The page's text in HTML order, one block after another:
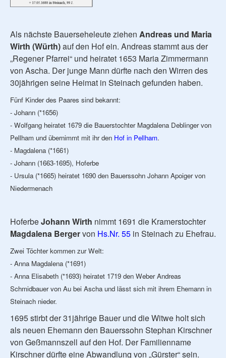
Als nächste Bauerseheleute ziehen Andreas und Maria
Wirth (Würth)auf den Hof ein. Andreas stammt aus der
„Regener Pfarrei“ und heiratet 1653 Maria Zimmermann
von Ascha. Der junge Mann dürfte nach den Wirren des
30jährigen seine Heimat in Steinach gefunden haben.
Fünf Kinder des Paares sind bekannt:
- Johann (*1656)
- Wolfgang heiratet 1679 die Bauerstochter Magdalena Deblinger von
Pellham und übernimmt mit ihr den Hof in Pellham.
- Magdalena (*1661)
- Johann (1663-1695), Hoferbe
- Ursula (*1665) heiratet 1690 den Bauerssohn Johann Apoiger von
Niedermenach
HoferbeJohann Wirth nimmt 1691 die Kramerstochter
Magdalena Bergervon Hs.Nr. 55 in Steinach zu Ehefrau.
Zwei Töchter kommen zur Welt:
- Anna Magdalena (*1691)
- Anna Elisabeth (*1693) heiratet 1719 den Weber Andreas
Schmidbauer von Au bei Ascha und lässt sich mit ihrem Ehemann in
Steinach nieder.
1695 stirbt der 31jährige Bauer und die Witwe holt sich
als neuen Ehemann den Bauerssohn Stephan Kirschner
von Geßmannszell auf den Hof. Der Familienname
Kirschner dürfte eine Abwandlung von „Gürster“ sein.